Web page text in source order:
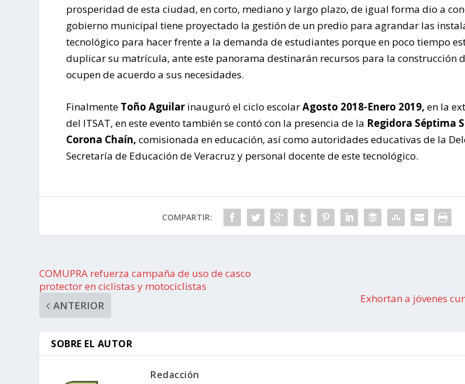
prosperidad de esta ciudad, en corto, mediano y largo plazo, de igual forma dio a
gobierno municipal tiene proyectado la gestión de un predio para agrandar las
tecnológico para hacer frente a la demanda de estudiantes porque en poco tiempo
duplicar su matrícula, ante este panorama destinarán recursos para la construcción
ocupen de acuerdo a sus necesidades.
Finalmente Toño Aguilar inauguró el ciclo escolarAgosto 2018-Enero 2019, en la
del ITSAT, en este evento también se contó con la presencia de la Regidora Séptima
Corona Chaín, comisionada en educación, así como autoridades educativas de la
Secretaría de Educación de Veracruz y personal docente de este tecnológico.
COMPARTIR:
COMUPRA refuerza campaña de uso de casco
protector en ciclistas y motociclistas
ANTERIOR
Exhortan a jóvenes
SOBRE EL AUTOR
Redacción